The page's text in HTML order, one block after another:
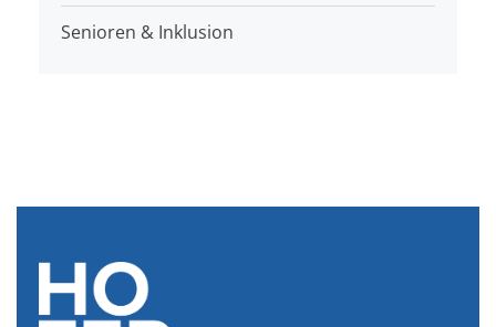
Senioren & Inklusion